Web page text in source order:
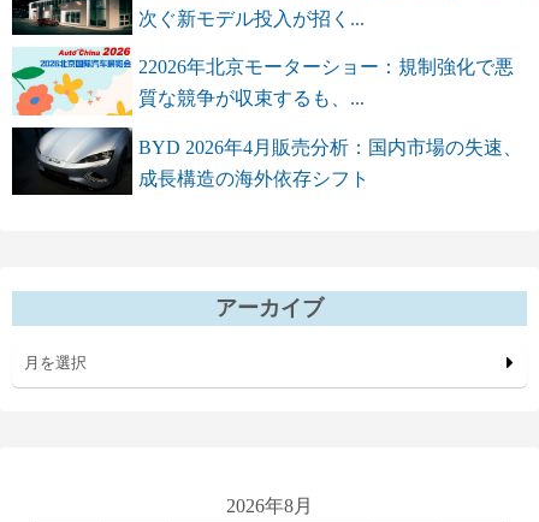
次ぐ新モデル投入が招く...
22026年北京モーターショー：規制強化で悪
質な競争が収束するも、...
BYD 2026年4月販売分析：国内市場の失速、
成長構造の海外依存シフト
アーカイブ
月を選択
2026年8月